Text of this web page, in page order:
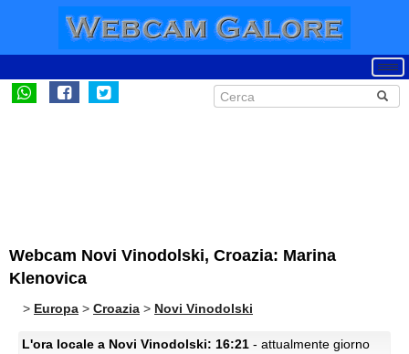
Webcam Novi Vinodolski, Croazia: Marina
Klenovica
> Europa > Croazia > Novi Vinodolski
L'ora locale a Novi Vinodolski: 16:21 - attualmente giorno